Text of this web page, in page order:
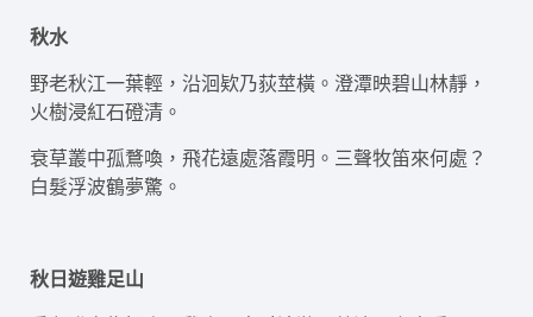
秋水
野老秋江一葉輕，沿洄欵乃荻莖橫。澄潭映碧山林靜，
火樹浸紅石磴清。
衰草叢中孤鶩喚，飛花遠處落霞明。三聲牧笛來何處？
白髮浮波鶴夢驚。
秋日遊雞足山